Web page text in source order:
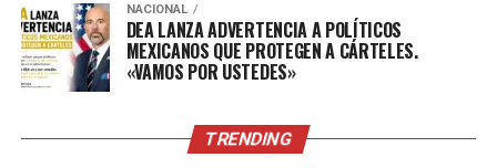
NACIONAL
DEA LANZA ADVERTENCIA A POLÍTICOS
MEXICANOS QUE PROTEGEN A CÁRTELES.
«VAMOS POR USTEDES»
TRENDING